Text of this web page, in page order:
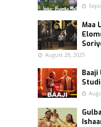
Maa
August 28, 2025
Baaji